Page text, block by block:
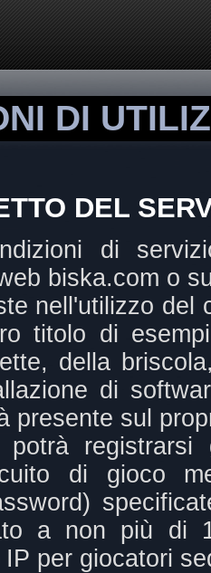
DI
DEL
di
biska.com o
nell'utilizzo del
titolo di
della
di
presente sul
registrarsi
di gioco
a non più di
per giocatori